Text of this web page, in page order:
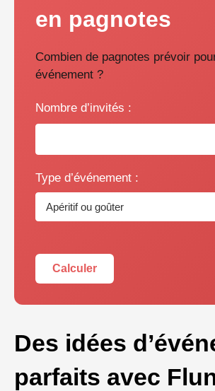
en pagnotes
Combien de pagnotes prévoir
événement ?
Nombre d’invités :
Type d’événement :
Calculer
Des idées
parfaits avec